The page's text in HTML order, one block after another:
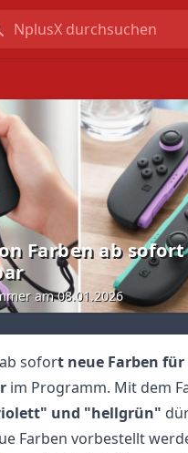
durchsuchen
Farben ab sofort
am 08.01.2026
sofort neue Farben für
im Programm. Mit dem
und "hellgrün"
Farben vorbestellt